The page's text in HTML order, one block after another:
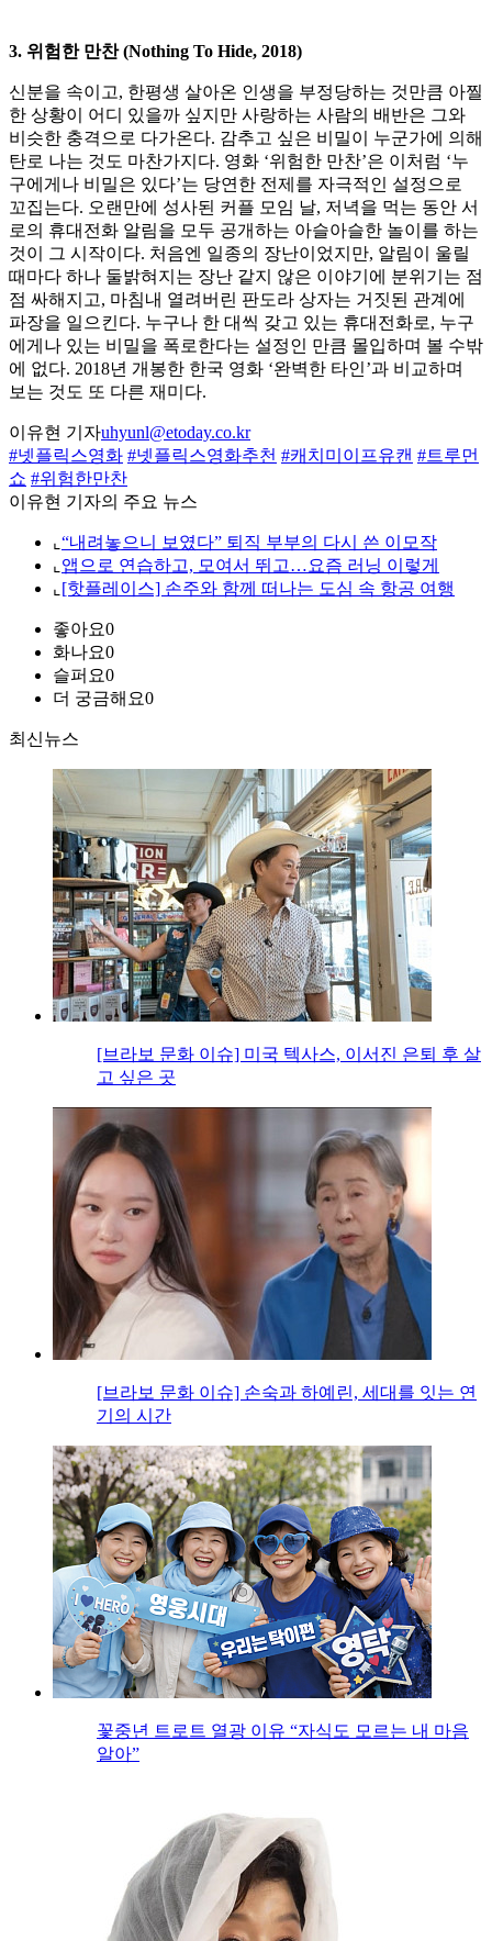
3. 위험한 만찬 (Nothing To Hide, 2018)
신분을 속이고, 한평생 살아온 인생을 부정당하는 것만큼 아찔
한 상황이 어디 있을까 싶지만 사랑하는 사람의 배반은 그와
비슷한 충격으로 다가온다. 감추고 싶은 비밀이 누군가에 의해
탄로 나는 것도 마찬가지다. 영화 ‘위험한 만찬’은 이처럼 ‘누
구에게나 비밀은 있다’는 당연한 전제를 자극적인 설정으로
꼬집는다. 오랜만에 성사된 커플 모임 날, 저녁을 먹는 동안 서
로의 휴대전화 알림을 모두 공개하는 아슬아슬한 놀이를 하는
것이 그 시작이다. 처음엔 일종의 장난이었지만, 알림이 울릴
때마다 하나 둘밝혀지는 장난 같지 않은 이야기에 분위기는 점
점 싸해지고, 마침내 열려버린 판도라 상자는 거짓된 관계에
파장을 일으킨다. 누구나 한 대씩 갖고 있는 휴대전화로, 누구
에게나 있는 비밀을 폭로한다는 설정인 만큼 몰입하며 볼 수밖
에 없다. 2018년 개봉한 한국 영화 ‘완벽한 타인’과 비교하며
보는 것도 또 다른 재미다.
이유현 기자uhyunl@etoday.co.kr
#넷플릭스영화 #넷플릭스영화추천 #캐치미이프유캔 #트루먼
쇼 #위험한만찬
이유현 기자의 주요 뉴스
⌞ “내려놓으니 보였다” 퇴직 부부의 다시 쓴 이모작
⌞ 앱으로 연습하고, 모여서 뛰고…요즘 러닝 이렇게
⌞ [핫플레이스] 손주와 함께 떠나는 도심 속 항공 여행
좋아요0
화나요0
슬퍼요0
더 궁금해요0
최신뉴스
[브라보 문화 이슈] 미국 텍사스, 이서진 은퇴 후 살
고 싶은 곳
[브라보 문화 이슈] 손숙과 하예린, 세대를 잇는 연
기의 시간
꽃중년 트로트 열광 이유 “자식도 모르는 내 마음
알아”